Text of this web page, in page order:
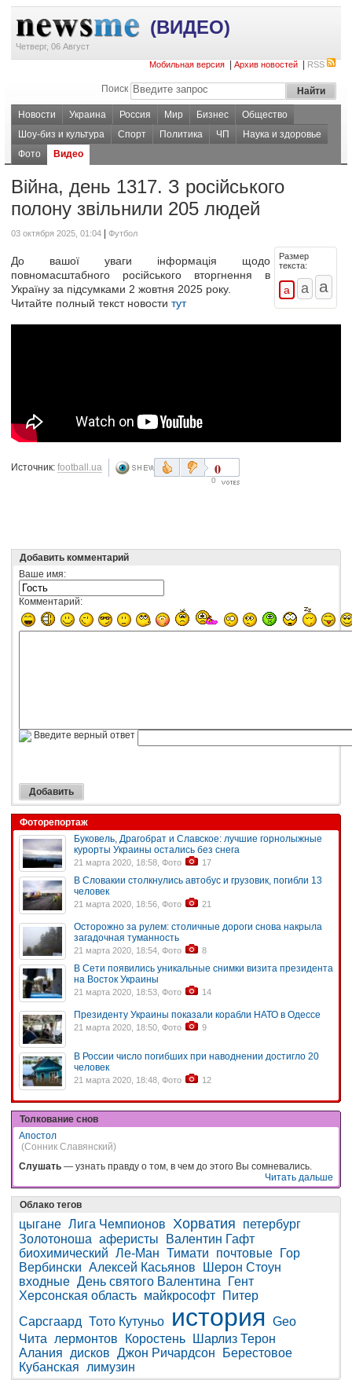
(ВИДЕО)
Четверг, 06 Август
Мобильная версия
Архив новостей RSS
Поиск
Новости Украина Россия Мир Бизнес
Общество
Шоу-биз и культура
Спорт Политика ЧП
Наука и здоровье
Фото
Видео
Війна, день 1317. З російського
полону звільнили 205 людей
03 октября 2025, 01:04 Футбол
Размер
текста:
До вашої уваги інформація щодо
повномасштабного російського вторгнення в
Україну за підсумками 2 жовтня 2025 року.
Читайте полный текст новости тут
Источник: football.ua 0
0
Добавить комментарий
Ваше имя:
Комментарий:
Введите верный ответ
Фоторепортаж
Буковель, Драгобрат и Славское: лучшие горнолыжные
курорты Украины остались без снега
21 марта 2020, 18:58, Фото 17
В Словакии столкнулись автобус и грузовик, погибли 13
человек
21 марта 2020, 18:56, Фото 21
Осторожно за рулем: столичные дороги снова накрыла
загадочная туманность
21 марта 2020, 18:54, Фото 8
В Сети появились уникальные снимки визита президента
на Восток Украины
21 марта 2020, 18:53, Фото 14
Президенту Украины показали корабли НАТО в Одессе
21 марта 2020, 18:50, Фото 9
В России число погибших при наводнении достигло 20
человек
21 марта 2020, 18:48, Фото 12
Толкование снов
Апостол
(Сонник Славянский)
Слушать — узнать правду о том, в чем до этого Вы сомневались.
Читать дальше
Облако тегов
цыгане Лига Чемпионов Хорватия
петербург
Золотоноша аферисты
Валентин Гафт
биохимический Ле-Ман Тимати почтовые
Гор
Вербински Алексей Касьянов
Шерон Стоун
входные День святого Валентина
Гент
Херсонская область майкрософт
Питер
Сарсгаард Тото Кутуньо история Geo
Чита лермонтов Коростень
Шарлиз Терон
Алания дисков Джон Ричардсон
Берестовое
Кубанская лимузин